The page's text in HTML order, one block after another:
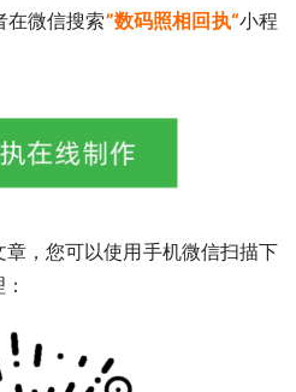
在微信搜索”数码照相回执“小程
，您可以使用手机微信扫描下